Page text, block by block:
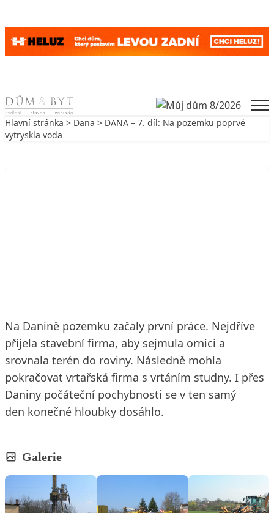
Skip to content
Hlavní stránka > Dana > DANA – 7. díl: Na pozemku poprvé
vytryskla voda
Na Danině pozemku začaly první práce. Nejdříve
přijela stavební firma, aby sejmula ornici a
srovnala terén do roviny. Následně mohla
pokračovat vrtařská firma s vrtáním studny. I přes
Daniny počáteční pochybnosti se v ten samý
den konečné hloubky dosáhlo.
Galerie